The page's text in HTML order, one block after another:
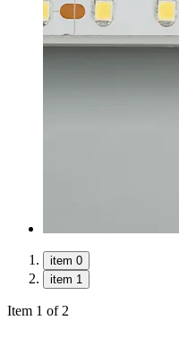
item 0
item 1
Item 1 of 2